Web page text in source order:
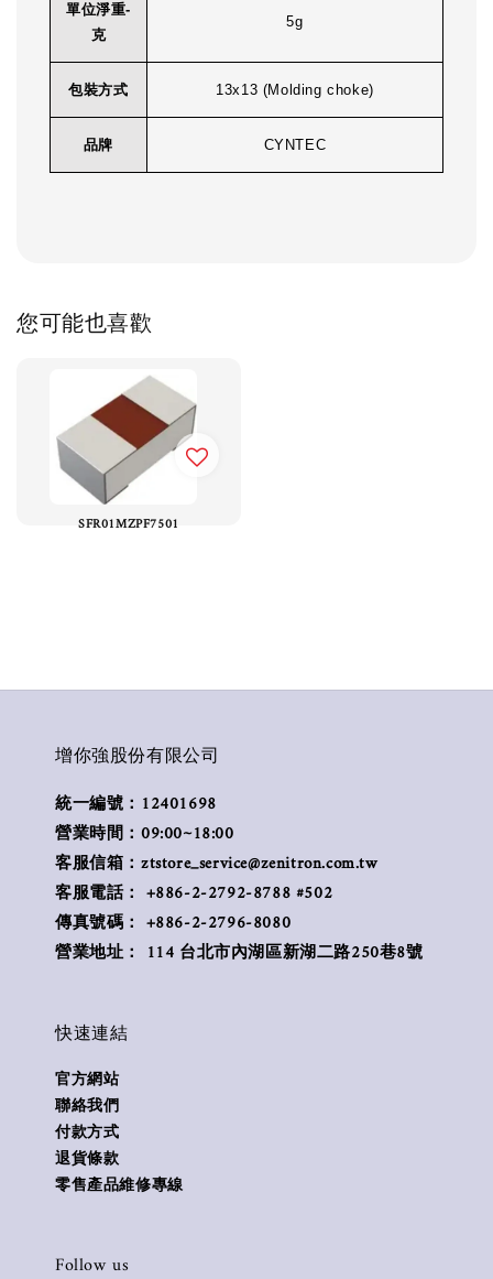
單位淨重-
克
5g
包裝方式 13x13 (Molding choke)
品牌 CYNTEC
您可能也喜歡
SFR01MZPF7501
增你強股份有限公司
統一編號：12401698
營業時間：09:00~18:00
客服信箱：ztstore_service@zenitron.com.tw
客服電話： +886-2-2792-8788 #502
傳真號碼： +886-2-2796-8080
營業地址： 114 台北市內湖區新湖二路250巷8號
快速連結
官方網站
聯絡我們
付款方式
退貨條款
零售產品維修專線
Follow us